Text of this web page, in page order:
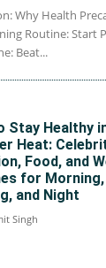
Why Health
Routine: Start
Beat...
Stay Healthy
Heat:
Food, and
for
and Night
Singh